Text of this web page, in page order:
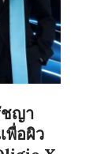
ชญา
พื่อผิว